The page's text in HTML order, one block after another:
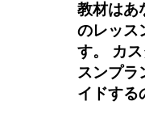
教材はあ
のレッス
す。 カ
スンプラ
イドする